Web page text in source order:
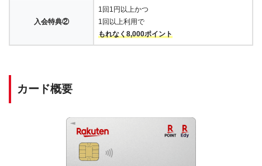
入会特典②
1回1円以上かつ
1回以上利用で
もれなく8,000ポイント
カード概要